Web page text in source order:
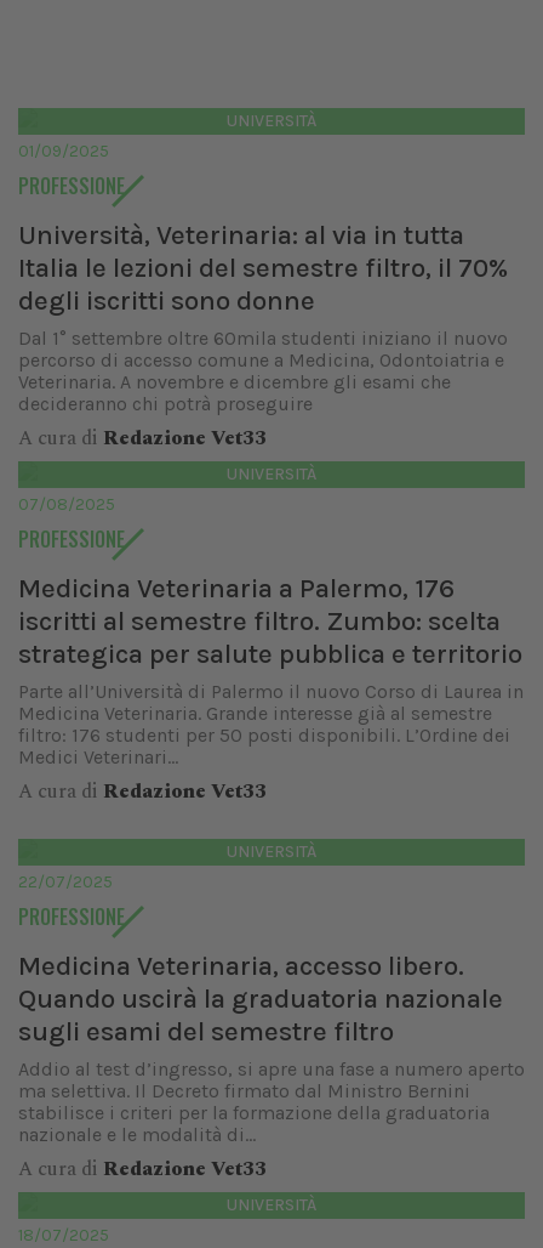
UNIVERSITÀ
01/09/2025
PROFESSIONE
Università, Veterinaria: al via in tutta
Italia le lezioni del semestre filtro, il 70%
degli iscritti sono donne
Dal 1° settembre oltre 60mila studenti iniziano il nuovo
percorso di accesso comune a Medicina, Odontoiatria e
Veterinaria. A novembre e dicembre gli esami che
decideranno chi potrà proseguire
A cura di Redazione Vet33
UNIVERSITÀ
07/08/2025
PROFESSIONE
Medicina Veterinaria a Palermo, 176
iscritti al semestre filtro. Zumbo: scelta
strategica per salute pubblica e territorio
Parte all’Università di Palermo il nuovo Corso di Laurea in
Medicina Veterinaria. Grande interesse già al semestre
filtro: 176 studenti per 50 posti disponibili. L’Ordine dei
Medici Veterinari...
A cura di Redazione Vet33
UNIVERSITÀ
22/07/2025
PROFESSIONE
Medicina Veterinaria, accesso libero.
Quando uscirà la graduatoria nazionale
sugli esami del semestre filtro
Addio al test d’ingresso, si apre una fase a numero aperto
ma selettiva. Il Decreto firmato dal Ministro Bernini
stabilisce i criteri per la formazione della graduatoria
nazionale e le modalità di...
A cura di Redazione Vet33
UNIVERSITÀ
18/07/2025